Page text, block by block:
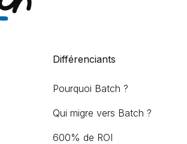
Différenciants
Pourquoi Batch ?
Qui migre vers Batch ?
600% de ROI